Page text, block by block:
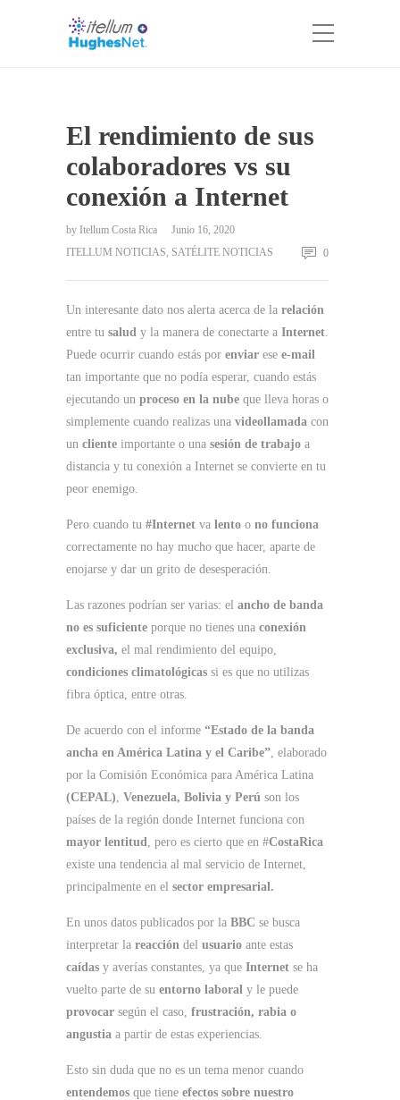
El rendimiento de sus
colaboradores vs su
conexión a Internet
by Itellum Costa Rica
Junio 16, 2020
ITELLUM NOTICIAS, SATÉLITE NOTICIAS 0
Un interesante dato nos alerta acerca de la relación
entre tu salud y la manera de conectarte a Internet.
Puede ocurrir cuando estás por enviar ese e-mail
tan importante que no podía esperar, cuando estás
ejecutando un proceso en la nube que lleva horas o
simplemente cuando realizas una videollamada con
un cliente importante o una sesión de trabajo a
distancia y tu conexión a Internet se convierte en tu
peor enemigo.
Pero cuando tu #Internet va lento o no funciona
correctamente no hay mucho que hacer, aparte de
enojarse y dar un grito de desesperación.
Las razones podrían ser varias: el ancho de banda
no es suficiente porque no tienes una conexión
exclusiva, el mal rendimiento del equipo,
condiciones climatológicas si es que no utilizas
fibra óptica, entre otras.
De acuerdo con el informe “Estado de la banda
ancha en América Latina y el Caribe”, elaborado
por la Comisión Económica para América Latina
(CEPAL), Venezuela, Bolivia y Perú son los
países de la región donde Internet funciona con
mayor lentitud, pero es cierto que en #CostaRica
existe una tendencia al mal servicio de Internet,
principalmente en el sector empresarial.
En unos datos publicados por la BBC se busca
interpretar la reacción del usuario ante estas
caídas y averías constantes, ya que Internet se ha
vuelto parte de su entorno laboral y le puede
provocar según el caso, frustración, rabia o
angustia a partir de estas experiencias.
Esto sin duda que no es un tema menor cuando
entendemos que tiene efectos sobre nuestro